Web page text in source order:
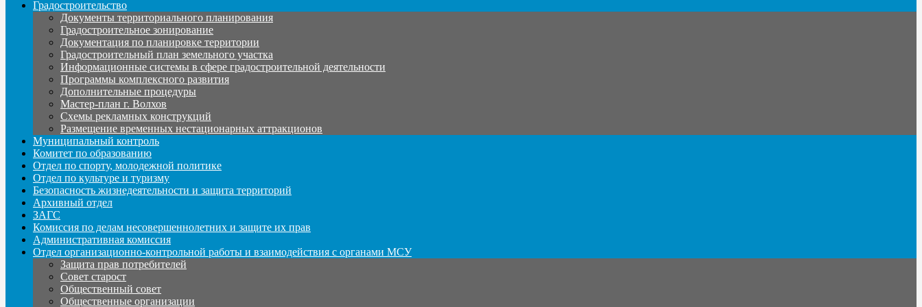
Градостроительство
Документы территориального планирования
Градостроительное зонирование
Документация по планировке территории
Градостроительный план земельного участка
Информационные системы в сфере градостроительной деятельности
Программы комплексного развития
Дополнительные процедуры
Мастер-план г. Волхов
Схемы рекламных конструкций
Размещение временных нестационарных аттракционов
Муниципальный контроль
Комитет по образованию
Отдел по спорту, молодежной политике
Отдел по культуре и туризму
Безопасность жизнедеятельности и защита территорий
Архивный отдел
ЗАГС
Комиссия по делам несовершеннолетних и защите их прав
Административная комиссия
Отдел организационно-контрольной работы и взаимодействия с органами МСУ
Защита прав потребителей
Совет старост
Общественный совет
Общественные организации